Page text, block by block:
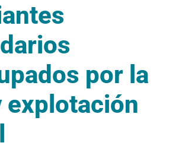
por la
explotación